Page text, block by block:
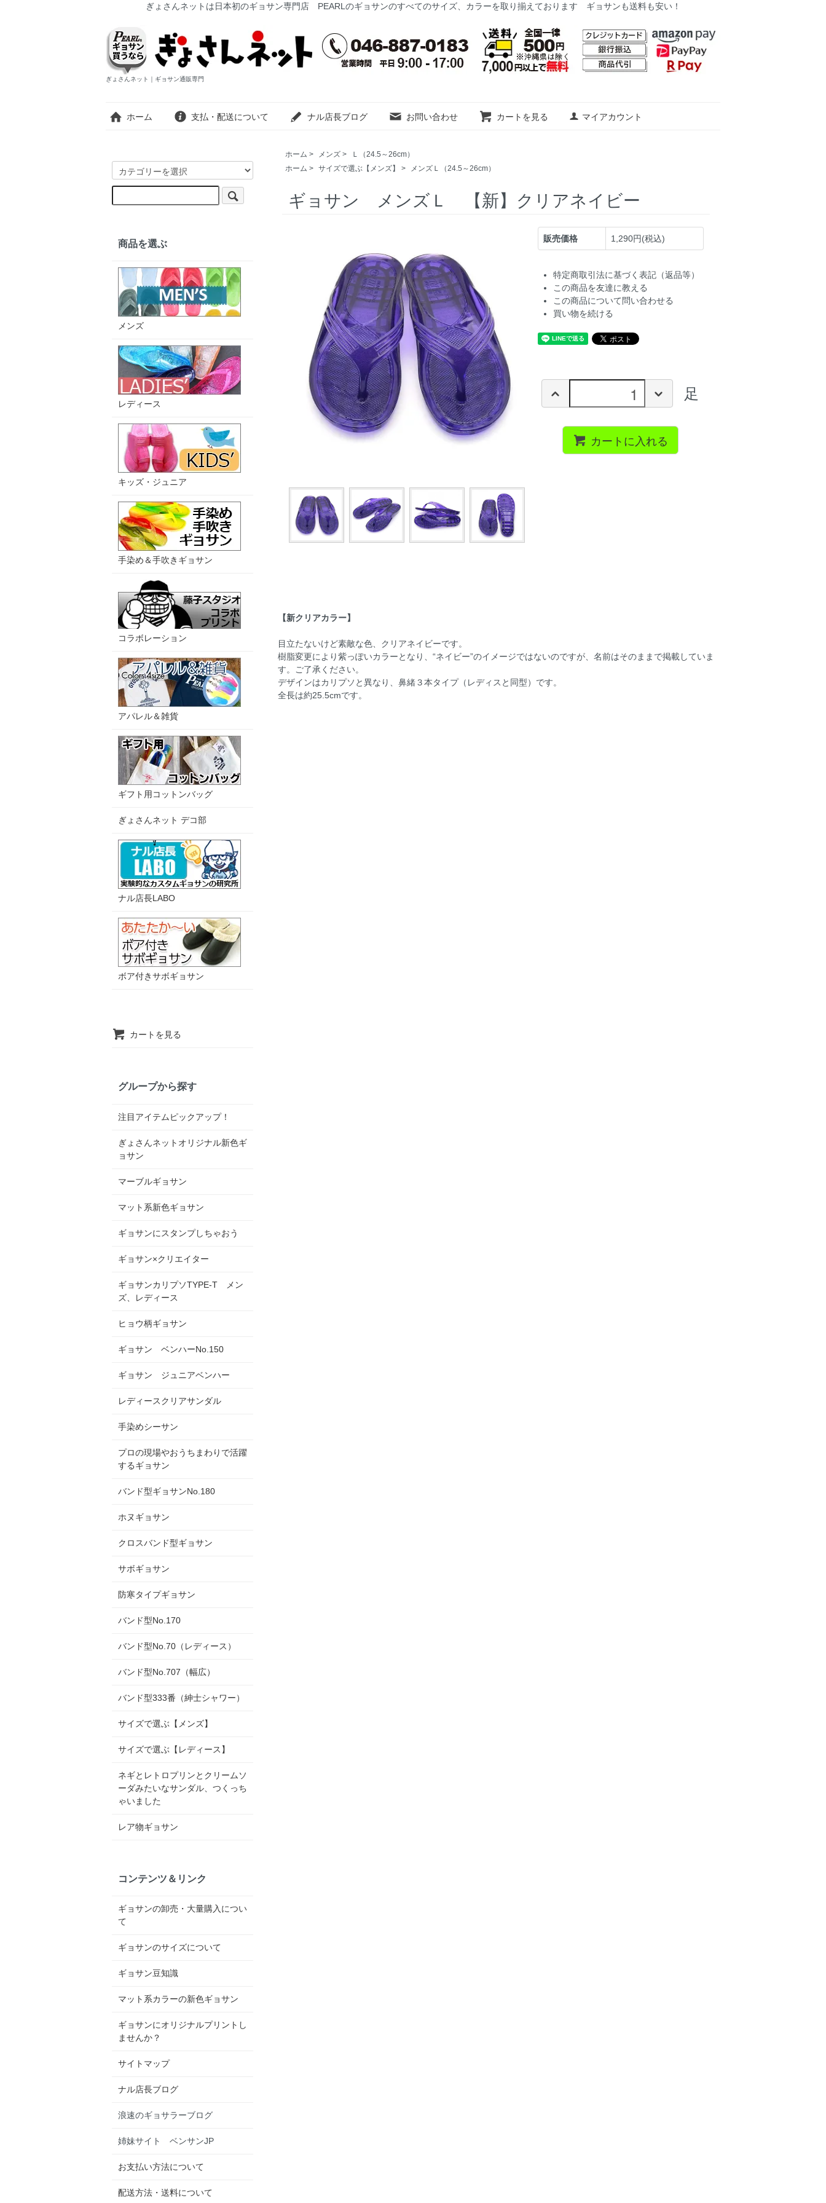
ぎょさんネットは日本初のギョサン専門店 PEARLのギョサンのすべてのサイズ、カラーを取り揃えております ギョサンも送料も安い！
ぎょさんネット｜ギョサン通販専門
ホーム 支払・配送について ナル店長ブログ お問い合わせ カートを見る マイアカウント
ホーム > メンズ >
Ｌ（24.5～26cm）
ホーム > サイズで選ぶ【メンズ】 > メンズＬ（24.5～26cm）
ギョサン メンズＬ 【新】クリアネイビー
販売価格 1,290円(税込)
特定商取引法に基づく表記（返品等）
この商品を友達に教える
この商品について問い合わせる
買い物を続ける
足
カートに入れる
【新クリアカラー】
目立たないけど素敵な色、クリアネイビーです。
樹脂変更により紫っぽいカラーとなり、“ネイビー”のイメージではないのですが、名前はそのままで掲載していま
す。ご了承ください。
デザインはカリプソと異なり、鼻緒３本タイプ（レディスと同型）です。
全長は約25.5cmです。
商品を選ぶ
メンズ
レディース
キッズ・ジュニア
手染め＆手吹きギョサン
コラボレーション
アパレル＆雑貨
ギフト用コットンバッグ
ぎょさんネット デコ部
ナル店長LABO
ボア付きサボギョサン
カートを見る
グループから探す
注目アイテムピックアップ！
ぎょさんネットオリジナル新色ギ
ョサン
マーブルギョサン
マット系新色ギョサン
ギョサンにスタンプしちゃおう
ギョサン×クリエイター
ギョサンカリプソTYPE-T メン
ズ、レディース
ヒョウ柄ギョサン
ギョサン ベンハーNo.150
ギョサン ジュニアベンハー
レディースクリアサンダル
手染めシーサン
プロの現場やおうちまわりで活躍
するギョサン
バンド型ギョサンNo.180
ホヌギョサン
クロスバンド型ギョサン
サボギョサン
防寒タイプギョサン
バンド型No.170
バンド型No.70（レディース）
バンド型No.707（幅広）
バンド型333番（紳士シャワー）
サイズで選ぶ【メンズ】
サイズで選ぶ【レディース】
ネギとレトロプリンとクリームソ
ーダみたいなサンダル、つくっち
ゃいました
レア物ギョサン
コンテンツ＆リンク
ギョサンの卸売・大量購入につい
て
ギョサンのサイズについて
ギョサン豆知識
マット系カラーの新色ギョサン
ギョサンにオリジナルプリントし
ませんか？
サイトマップ
ナル店長ブログ
浪速のギョサラーブログ
姉妹サイト ベンサンJP
お支払い方法について
配送方法・送料について